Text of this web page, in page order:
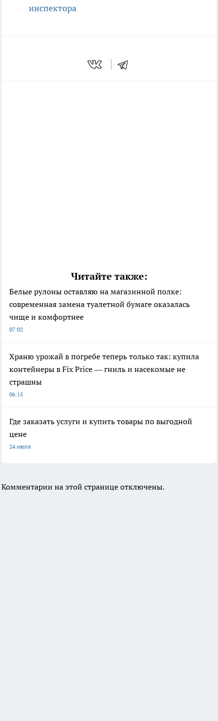
инспектора
Читайте также:
Белые рулоны оставляю на магазинной полке:
современная замена туалетной бумаге оказалась
чище и комфортнее
07:02
Храню урожай в погребе теперь только так: купила
контейнеры в Fix Price — гниль и насекомые не
страшны
06:15
Где заказать услуги и купить товары по выгодной
цене
24 июля
Комментарии на этой странице отключены.